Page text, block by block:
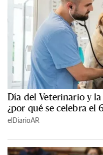
Día del Veterinario y
¿por qué se celebra el
elDiarioAR